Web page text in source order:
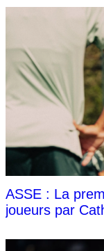
ASSE : La
joueurs par